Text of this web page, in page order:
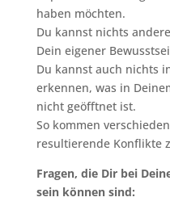
haben möchten.
Du kannst nichts
Dein eigener
Du kannst auch nichts
erkennen, was in
nicht geöfftnet ist.
So kommen
resultierende Konflikte
Fragen, die Dir bei
sein können sind: